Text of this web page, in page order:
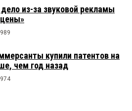
из-за звуковой рекламы
989
купили патентов на
чем год назад
974